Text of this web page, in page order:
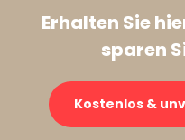
Erhalten Sie
sparen
Kostenlos &